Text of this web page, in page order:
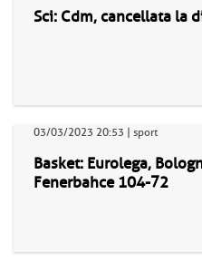
Sci: Cdm, cancellata la
03/03/2023 20:53 | sport
Basket: Eurolega,
Fenerbahce 104-72